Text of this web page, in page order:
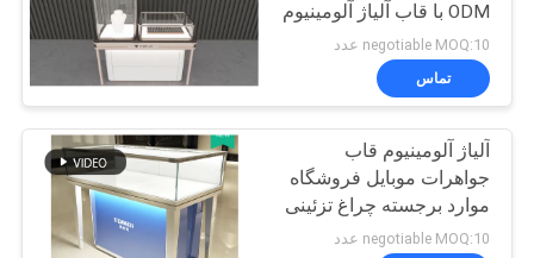
ODM با قاب آلیاژ آلومینیوم
negotiable MOQ:10 عدد
تماس
آلیاژ آلومینیوم قاب
جواهرات موبایل فروشگاه
موارد برجسته چراغ تزئینی
negotiable MOQ:10 عدد